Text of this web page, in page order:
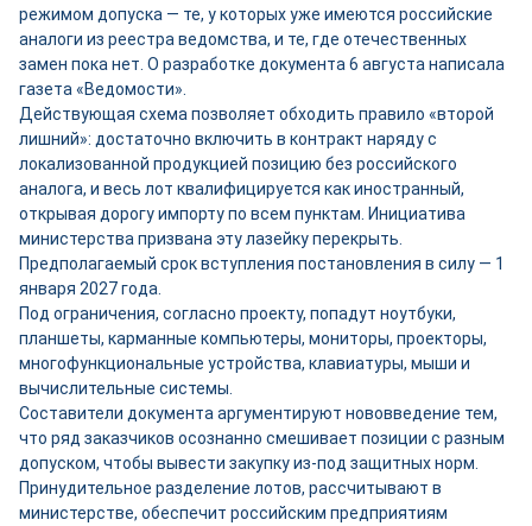
режимом допуска — те, у которых уже имеются российские
аналоги из реестра ведомства, и те, где отечественных
замен пока нет. О разработке документа 6 августа написала
газета «Ведомости».
Действующая схема позволяет обходить правило «второй
лишний»: достаточно включить в контракт наряду с
локализованной продукцией позицию без российского
аналога, и весь лот квалифицируется как иностранный,
открывая дорогу импорту по всем пунктам. Инициатива
министерства призвана эту лазейку перекрыть.
Предполагаемый срок вступления постановления в силу — 1
января 2027 года.
Под ограничения, согласно проекту, попадут ноутбуки,
планшеты, карманные компьютеры, мониторы, проекторы,
многофункциональные устройства, клавиатуры, мыши и
вычислительные системы.
Составители документа аргументируют нововведение тем,
что ряд заказчиков осознанно смешивает позиции с разным
допуском, чтобы вывести закупку из-под защитных норм.
Принудительное разделение лотов, рассчитывают в
министерстве, обеспечит российским предприятиям